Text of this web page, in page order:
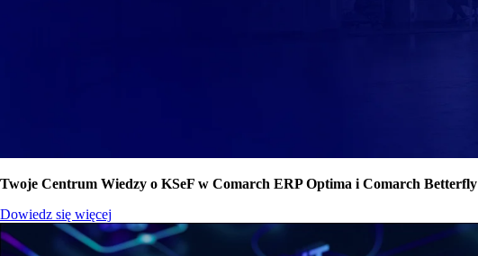
Twoje Centrum Wiedzy o KSeF w Comarch ERP Optima i Comarch Betterfly
Dowiedz się więcej